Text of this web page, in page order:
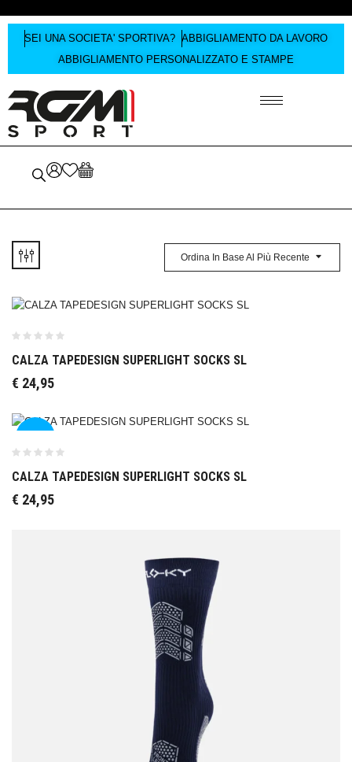
SEI UNA SOCIETA' SPORTIVA? ABBIGLIAMENTO DA LAVORO
ABBIGLIAMENTO PERSONALIZZATO E STAMPE
Ordina In Base Al Più Recente
CALZA TAPEDESIGN SUPERLIGHT SOCKS SL
€ 24,95
CALZA TAPEDESIGN SUPERLIGHT SOCKS SL
€ 24,95